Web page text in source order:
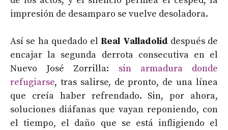
impresión de desamparo se vuelve desoladora.
Así se ha quedado el Real Valladolid después de
encajar la segunda derrota consecutiva en el
Nuevo José Zorrilla: sin armadura donde
refugiarse, tras salirse, de pronto, de una línea
que creía haber refrendado. Sin, por ahora,
soluciones diáfanas que vayan reponiendo, con
el tiempo, el daño que se está infligiendo el